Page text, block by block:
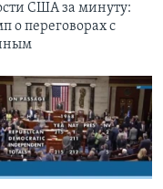
США за минуту:
о переговорах с